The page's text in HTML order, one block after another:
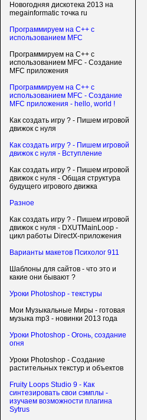
Новогодняя дискотека 2013 на
megainformatic точка ru
Программируем на C++ с
использованием MFC
Программируем на C++ с
использованием MFC - Создание
MFC приложения
Программируем на C++ с
использованием MFC - Создание
MFC приложения - hello, world !
Как создать игру ? - Пишем игровой
движок с нуля
Как создать игру ? - Пишем игровой
движок с нуля - Вступление
Как создать игру ? - Пишем игровой
движок с нуля - Общая структура
будущего игрового движка
Разное
Как создать игру ? - Пишем игровой
движок с нуля - DXUTMainLoop -
цикл работы DirectX-приложения
Варианты макетов Психолог 911
Шаблоны для сайтов - что это и
какие они бывают ?
Уроки Photoshop - текстуры
Мои Музыкальные Миры - готовая
музыка mp3 - новинки 2013 года
Уроки Photoshop - Огонь, создание
огня
Уроки Photoshop - Создание
растительных текстур и объектов
Fruity Loops Studio 9 - Как
синтезировать свои сэмплы -
изучаем возможности плагина
Sytrus